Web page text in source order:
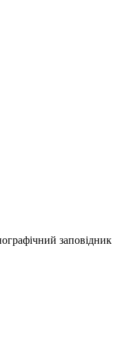
заповідник